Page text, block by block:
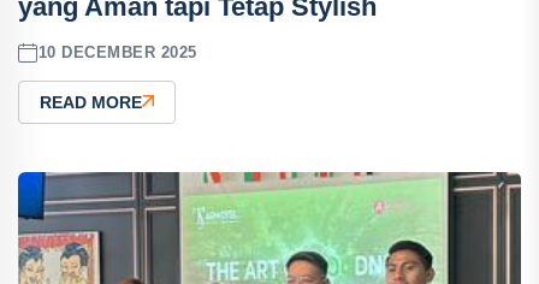
yang Aman tapi Tetap Stylish
10 DECEMBER 2025
READ MORE